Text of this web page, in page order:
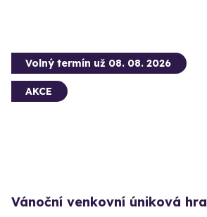
Volný termín už 08. 08. 2026
AKCE
Vánoční venkovní úniková hra